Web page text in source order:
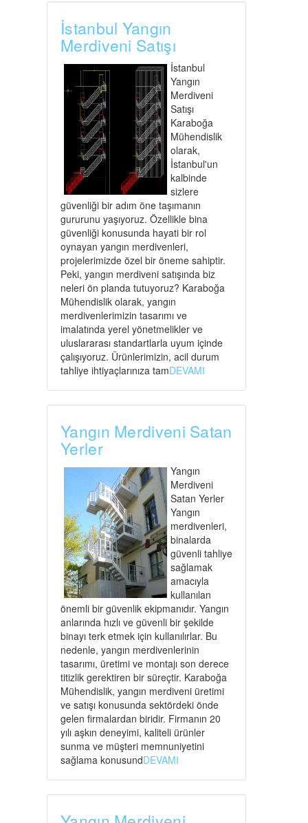
İstanbul Yangın
Merdiveni Satışı
İstanbul
Yangın
Merdiveni
Satışı
Karaboğa
Mühendislik
olarak,
İstanbul'un
kalbinde
sizlere
güvenliği bir adım öne taşımanın
gururunu yaşıyoruz. Özellikle bina
güvenliği konusunda hayati bir rol
oynayan yangın merdivenleri,
projelerimizde özel bir öneme sahiptir.
Peki, yangın merdiveni satışında biz
neleri ön planda tutuyoruz? Karaboğa
Mühendislik olarak, yangın
merdivenlerimizin tasarımı ve
imalatında yerel yönetmelikler ve
uluslararası standartlarla uyum içinde
çalışıyoruz. Ürünlerimizin, acil durum
tahliye ihtiyaçlarınıza tamDEVAMI
Yangın Merdiveni Satan
Yerler
Yangın
Merdiveni
Satan Yerler
Yangın
merdivenleri,
binalarda
güvenli tahliye
sağlamak
amacıyla
kullanılan
önemli bir güvenlik ekipmanıdır. Yangın
anlarında hızlı ve güvenli bir şekilde
binayı terk etmek için kullanılırlar. Bu
nedenle, yangın merdivenlerinin
tasarımı, üretimi ve montajı son derece
titizlik gerektiren bir süreçtir. Karaboğa
Mühendislik, yangın merdiveni üretimi
ve satışı konusunda sektördeki önde
gelen firmalardan biridir. Firmanın 20
yılı aşkın deneyimi, kaliteli ürünler
sunma ve müşteri memnuniyetini
sağlama konusundDEVAMI